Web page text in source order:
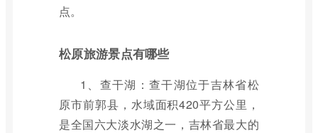
点。
松原旅游景点有哪些
1、查干湖：查干湖位于吉林省松
原市前郭县，水域面积420平方公里，
是全国六大淡水湖之一，吉林省最大的